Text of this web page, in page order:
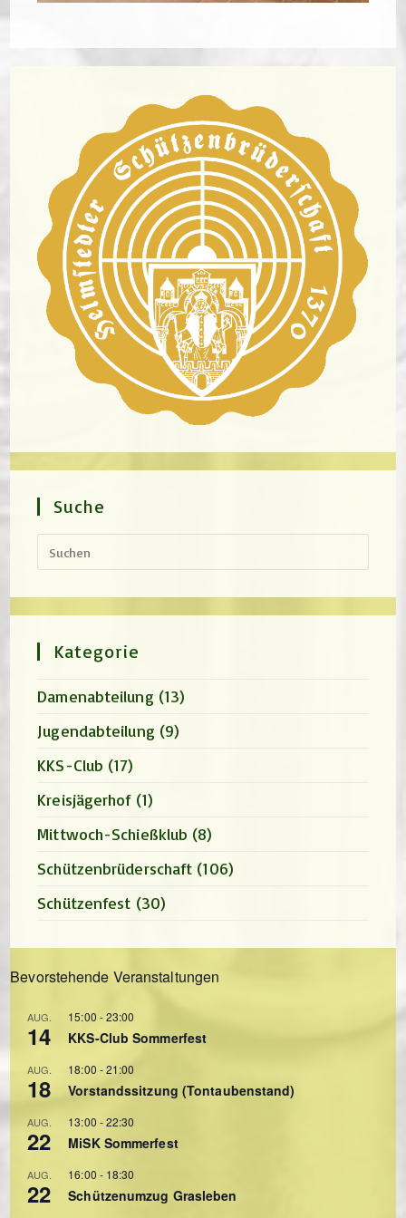
Suche
Kategorie
Damenabteilung (13)
Jugendabteilung (9)
KKS-Club (17)
Kreisjägerhof (1)
Mittwoch-Schießklub (8)
Schützenbrüderschaft (106)
Schützenfest (30)
Bevorstehende Veranstaltungen
AUG.
14
15:00 -23:00
KKS-Club Sommerfest
AUG.
18
18:00 -21:00
Vorstandssitzung (Tontaubenstand)
AUG.
22
13:00 -22:30
MiSK Sommerfest
AUG.
22
16:00 - 18:30
Schützenumzug Grasleben